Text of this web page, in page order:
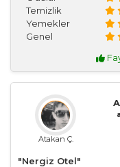
Temizlik
Yemekler
Genel
Atakan Ç.
"Nergiz Otel"